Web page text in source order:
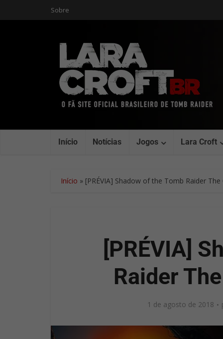
Sobre
Início Notícias Jogos Lara Croft
Início » [PRÉVIA] Shadow of the Tomb Raider
[PRÉVIA]
Raider
1 de agosto de 2018